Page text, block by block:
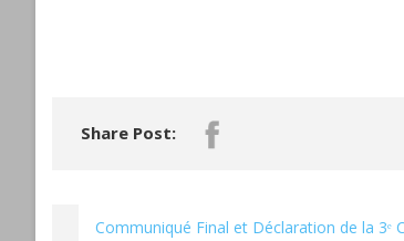
Share Post:
Communiqué Final et Déclaration de la 3ᵉ